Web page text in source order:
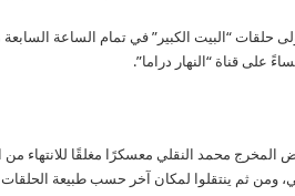
حلقات “البيت الكبير” في تمام الساعة
على قناة “النهار دراما”.
المخرج محمد النقلي معسكرًا مغلقًا للانتهاء
ومن ثم ينتقلوا لمكان آخر حسب طبيعة